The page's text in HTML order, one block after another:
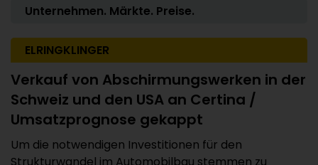
Unternehmen. Märkte. Preise.
ELRINGKLINGER
Verkauf von Abschirmungswerken in der
Schweiz und den USA an Certina /
Umsatzprognose gekappt
Um die notwendigen Investitionen für den